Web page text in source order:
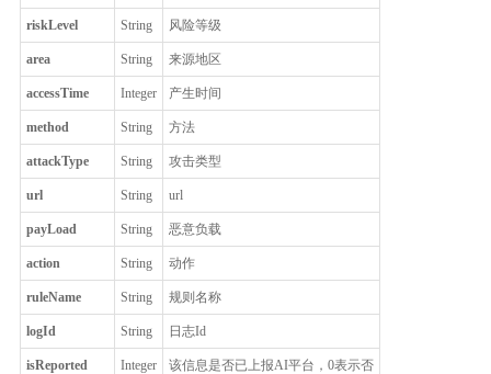
riskLevel String 风险等级
area String 来源地区
accessTime Integer 产生时间
method String 方法
attackType String 攻击类型
url String url
payLoad String 恶意负载
action String 动作
ruleName String 规则名称
logId String 日志Id
isReported Integer 该信息是否已上报AI平台，0表示否